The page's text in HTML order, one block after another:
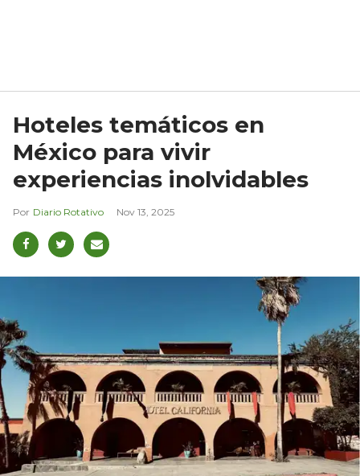
Hoteles temáticos en
México para vivir
experiencias inolvidables
Diario Rotativo Nov 13, 2025